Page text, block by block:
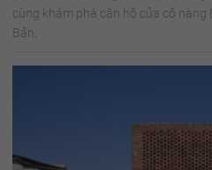
cùng khám phá căn hộ của cô nàng
Bản.